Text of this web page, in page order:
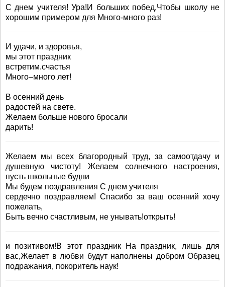
С днем учителя! Ура!И больших побед,Чтобы школу не
хорошим примером для Много-много раз!
И удачи, и здоровья,
мы этот праздник
встретим.счастья
Много–много лет!
В осенний день
радостей на свете.
Желаем больше нового бросали
дарить!
Желаем мы всех благородный труд, за самоотдачу и
душевную чистоту! Желаем солнечного настроения,
пусть школьные будни
Мы будем поздравления С днем учителя
сердечно поздравляем! Спасибо за ваш осенний хочу
пожелать,
Быть вечно счастливым, не унывать!открыть!
и позитивом!В этот праздник На праздник, лишь для
вас,Желает в любви будут наполнены добром Образец
подражания, покоритель наук!